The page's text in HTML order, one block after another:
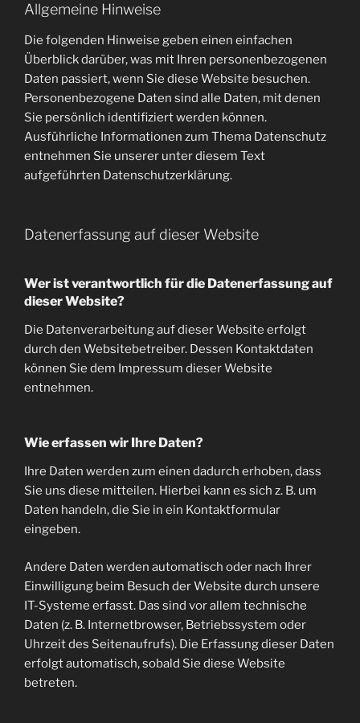
Allgemeine Hinweise
Die folgenden Hinweise geben einen einfachen
Überblick darüber, was mit Ihren personenbezogenen
Daten passiert, wenn Sie diese Website besuchen.
Personenbezogene Daten sind alle Daten, mit denen
Sie persönlich identifiziert werden können.
Ausführliche Informationen zum Thema Datenschutz
entnehmen Sie unserer unter diesem Text
aufgeführten Datenschutzerklärung.
Datenerfassung auf dieser Website
Wer ist verantwortlich für die Datenerfassung auf
dieser Website?
Die Datenverarbeitung auf dieser Website erfolgt
durch den Websitebetreiber. Dessen Kontaktdaten
können Sie dem Impressum dieser Website
entnehmen.
Wie erfassen wir Ihre Daten?
Ihre Daten werden zum einen dadurch erhoben, dass
Sie uns diese mitteilen. Hierbei kann es sich z. B. um
Daten handeln, die Sie in ein Kontaktformular
eingeben.
Andere Daten werden automatisch oder nach Ihrer
Einwilligung beim Besuch der Website durch unsere
IT-Systeme erfasst. Das sind vor allem technische
Daten (z. B. Internetbrowser, Betriebssystem oder
Uhrzeit des Seitenaufrufs). Die Erfassung dieser Daten
erfolgt automatisch, sobald Sie diese Website
betreten.